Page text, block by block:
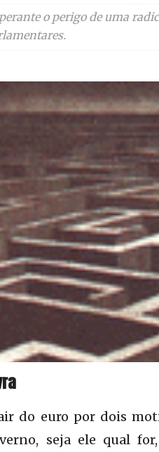
o perigo de uma
do euro por dois
seja ele qual